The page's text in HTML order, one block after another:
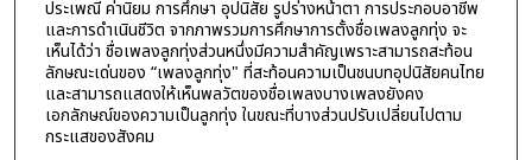
ประเพณี ค่านิยม การศึกษา อุปนิสัย รูปร่างหน้าตา การประกอบอาชีพ
และการดำเนินชีวิต จากภาพรวมการศึกษาการตั้งชื่อเพลงลูกทุ่ง จะ
เห็นได้ว่า ชื่อเพลงลูกทุ่งส่วนหนึ่งมีความสำคัญเพราะสามารถสะท้อน
ลักษณะเด่นของ “เพลงลูกทุ่ง" ที่สะท้อนความเป็นชนบทอุปนิสัยคนไทย
และสามารถแสดงให้เห็นพลวัตของชื่อเพลงบางเพลงยังคง
เอกลักษณ์ของความเป็นลูกทุ่ง ในขณะที่บางส่วนปรับเปลี่ยนไปตาม
กระแสของสังคม